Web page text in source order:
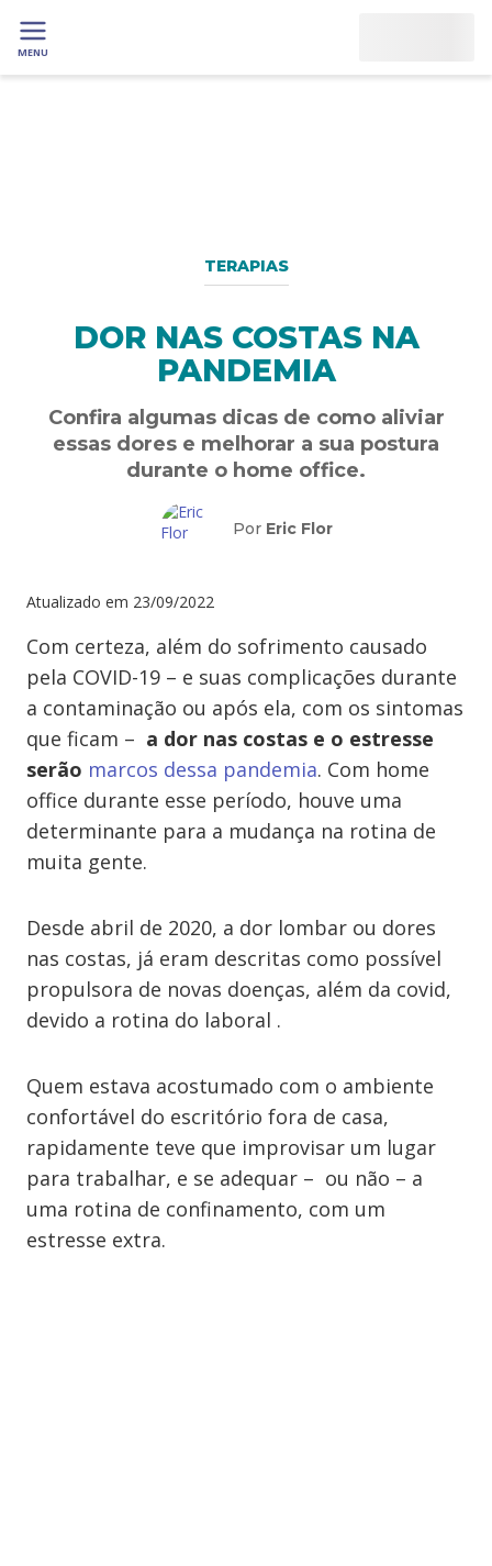
MENU
TERAPIAS
DOR NAS COSTAS NA
PANDEMIA
Confira algumas dicas de como aliviar
essas dores e melhorar a sua postura
durante o home office.
Por Eric Flor
Atualizado em 23/09/2022
Com certeza, além do sofrimento causado
pela COVID-19 – e suas complicações durante
a contaminação ou após ela, com os sintomas
que ficam – a dor nas costas e o estresse
serão marcos dessa pandemia. Com home
office durante esse período, houve uma
determinante para a mudança na rotina de
muita gente.
Desde abril de 2020, a dor lombar ou dores
nas costas, já eram descritas como possível
propulsora de novas doenças, além da covid,
devido a rotina do laboral .
Quem estava acostumado com o ambiente
confortável do escritório fora de casa,
rapidamente teve que improvisar um lugar
para trabalhar, e se adequar – ou não – a
uma rotina de confinamento, com um
estresse extra.